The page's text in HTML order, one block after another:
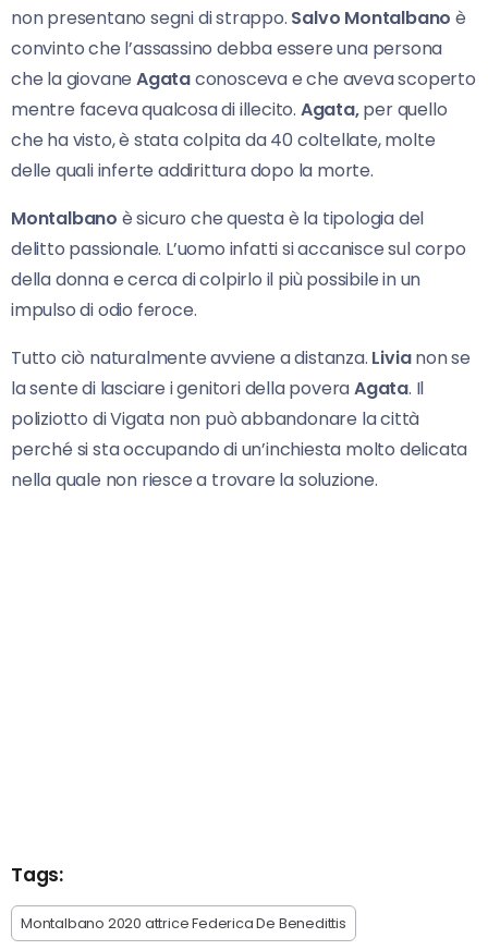
non presentano segni di strappo. Salvo Montalbano è
convinto che l’assassino debba essere una persona
che la giovaneAgataconosceva e che aveva scoperto
mentre faceva qualcosa di illecito. Agata,per quello
che ha visto, è stata colpita da 40 coltellate, molte
delle quali inferte addirittura dopo la morte.
Montalbano è sicuro che questa è la tipologia del
delitto passionale. L’uomo infatti si accanisce sul corpo
della donna e cerca di colpirlo il più possibile in un
impulso di odio feroce.
Tutto ciò naturalmente avviene a distanza. Livianon se
la sente di lasciare i genitori della poveraAgata. Il
poliziotto di Vigata non può abbandonare la città
perché si sta occupando di un’inchiesta molto delicata
nella quale non riesce a trovare la soluzione.
Tags:
Montalbano 2020 attrice Federica De Benedittis